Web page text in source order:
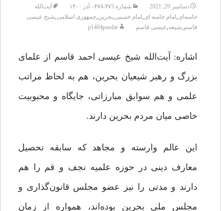
دسامبر 29, 2021 شماره ۴۷3-۴۷4– آذر ۱۴۰۰
آیت‌الله
خامنه‌ای, امام خامنه ای, امام خمینی,بحرین,جمهوری اسلامی,شیخ عیسی
قاسم,شیعه,عیسی قاسم p1404pasdar
اشاره: آیت‌الله شیخ عیسی احمد قاسم از علمای
بزرگ و رهبر شیعیان بحرین، هم به لحاظ مراتب
علمی و هم سوابق مبارزاتی، جایگاه و محبوبیت
خاصی میان مردم بحرین دارند.
این عالم وارسته و مجاهد که سابقه تحصیل
معارف دینی در حوزه علمیه نجف و قم را هم
دارند و مدتی را نیز عضو مجلس قانون‌گذاری و
مجلس ملی بحرین بوده‌اند، همواره از زمان